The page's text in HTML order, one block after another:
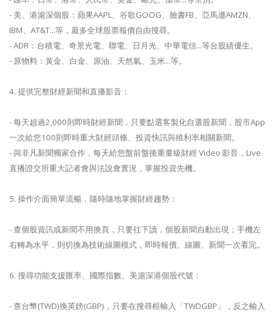
- 美、港滬深個股：蘋果AAPL、谷歌GOOG、臉書FB、亞馬遜AMZN、
IBM、AT&T...等，最多全球股票報價自由搜尋。
- ADR：台積電、奇景光電、聯電、日月光、中華電信...等台股績優生。
- 原物料：黃金、白金、原油、天然氣、玉米...等。
4. 提供完整財經新聞和直播影音：
- 每天超過2,000則即時財經新聞，只要點選客製化自選股新聞，股市App
一次給您100則即時重大財經頭條、投資快訊與殖利率相關新聞。
- 與非凡新聞獨家合作，每天給您盤前盤後重量級財經 Video 影音，Live
直播證交所重大記者會與法說會實況，掌握投資先機。
5. 操作介面簡單流暢，隨時隨地掌握財經趨勢：
- 查個股資訊或新聞不用換頁，只要往下讀，個股新聞自動出現；手機左
右轉為水平，則切換為技術線圖模式，即時報價、線圖、新聞一次看完。
6. 搜尋功能支援匯率、國際指數、美滬深港個股代號：
- 查台幣(TWD)換英鎊(GBP)，只要在搜尋框輸入「TWDGBP」，反之輸入